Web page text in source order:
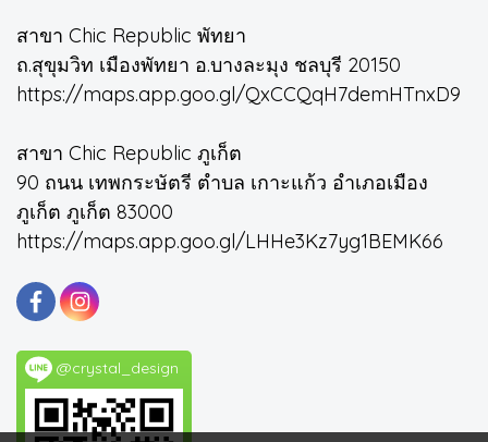
สาขา Chic Republic พัทยา
ถ.สุขุมวิท เมืองพัทยา อ.บางละมุง ชลบุรี 20150
https://maps.app.goo.gl/QxCCQqH7demHTnxD9
สาขา Chic Republic ภูเก็ต
90 ถนน เทพกระษัตรี ตำบล เกาะแก้ว อำเภอเมือง
ภูเก็ต ภูเก็ต 83000
https://maps.app.goo.gl/LHHe3Kz7yg1BEMK66
@crystal_design